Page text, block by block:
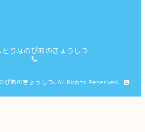
とりなのぴあのきょうしつ
ぴあのきょうしつ. All Rights Reserved.